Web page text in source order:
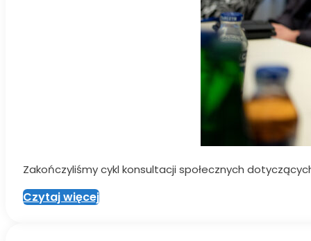
Zakończyliśmy cykl konsultacji społecznych
Czytaj więcej